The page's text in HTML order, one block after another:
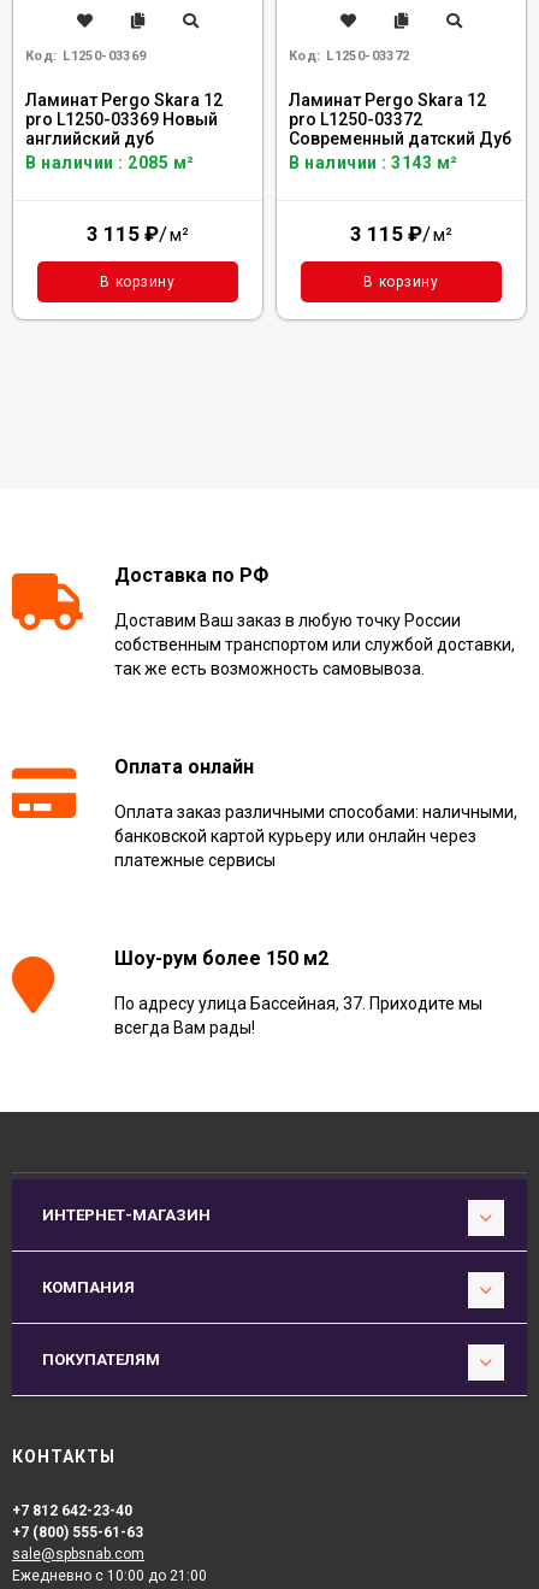
Код: L1250-03369
Ламинат Pergo Skara 12
pro L1250-03369 Новый
английский дуб
В наличии : 2085 м²
3 115 ₽/м²
В корзину
Код: L1250-03372
Ламинат Pergo Skara 12
pro L1250-03372
Современный датский Дуб
В наличии : 3143 м²
3 115 ₽/м²
В корзину
Доставка по РФ
Доставим Ваш заказ в любую точку России
собственным транспортом или службой доставки,
так же есть возможность самовывоза.
Оплата онлайн
Оплата заказ различными способами: наличными,
банковской картой курьеру или онлайн через
платежные сервисы
Шоу-рум более 150 м2
По адресу улица Бассейная, 37. Приходите мы
всегда Вам рады!
ИНТЕРНЕТ-МАГАЗИН
КОМПАНИЯ
ПОКУПАТЕЛЯМ
КОНТАКТЫ
+7 812 642-23-40
+7 (800) 555-61-63
sale@spbsnab.com
Ежедневно с 10:00 до 21:00